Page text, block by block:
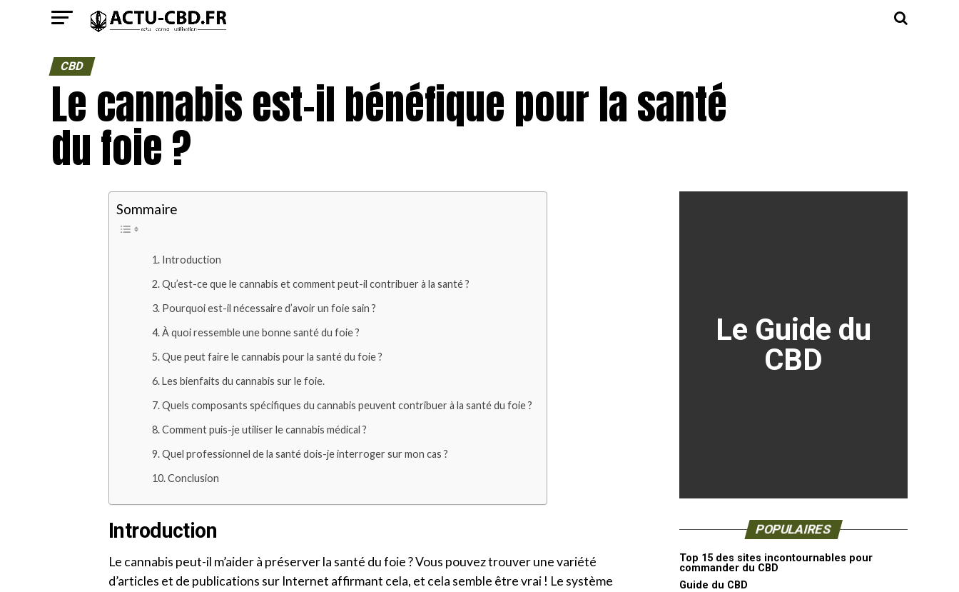
CBD
Le cannabis est-il bénéfique pour la santé
du foie ?
Sommaire
Introduction
Qu’est-ce que le cannabis et comment peut-il contribuer à la santé ?
Pourquoi est-il nécessaire d’avoir un foie sain ?
À quoi ressemble une bonne santé du foie ?
Que peut faire le cannabis pour la santé du foie ?
Les bienfaits du cannabis sur le foie.
Quels composants spécifiques du cannabis peuvent contribuer à la santé du foie ?
Comment puis-je utiliser le cannabis médical ?
Quel professionnel de la santé dois-je interroger sur mon cas ?
Conclusion
Introduction
Le cannabis peut-il m’aider à préserver la santé du foie ? Vous pouvez trouver une variété
d’articles et de publications sur Internet affirmant cela, et cela semble être vrai ! Le système
Le Guide du
CBD
POPULAIRES
Top 15 des sites incontournables pour
commander du CBD
Guide du CBD